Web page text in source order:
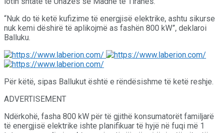
“Nuk do të ketë kufizime të energjisë elektrike, ashtu sikurse
nuk kemi dëshirë të aplikojmë as fashën 800 kW”, deklaroi
Balluku.
Për këtë, sipas Ballukut është e rëndësishme të ketë reshje.
ADVERTISEMENT
Ndërkohë, fasha 800 kW për të gjithë konsumatorët familjarë
të energjisë elektrike ishte planifikuar të hyjë në fuqi më 1